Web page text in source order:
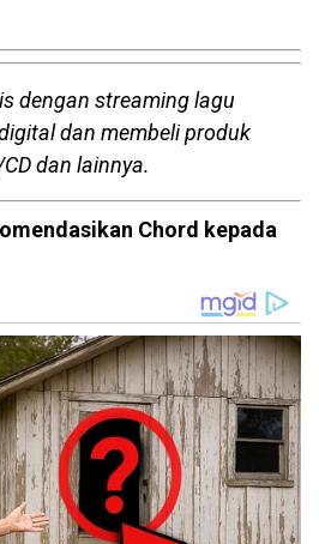
dengan streaming lagu
dan membeli produk
dan lainnya.
Chord kepada